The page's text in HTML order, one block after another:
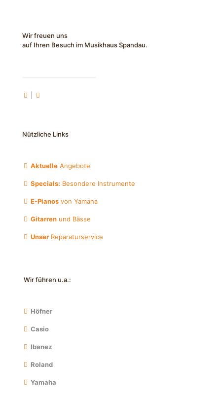
Wir freuen uns
auf Ihren Besuch im Musikhaus Spandau.
Nützliche Links
Aktuelle Angebote
Specials: Besondere Instrumente
E-Pianos von Yamaha
Gitarren und Bässe
Unser Reparaturservice
Wir führen u.a.:
Höfner
Casio
Ibanez
Roland
Yamaha